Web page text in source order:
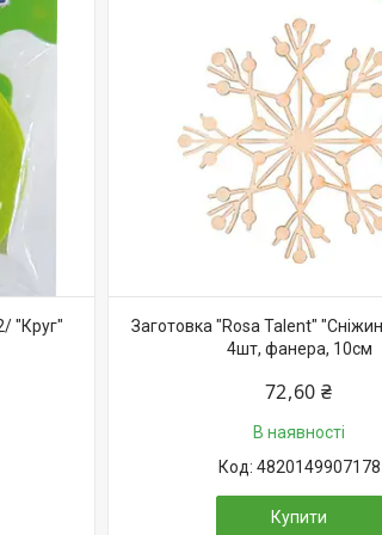
"Круг"
Заготовка "Rosa Talent"
4шт, фанера, 10см
72,60 ₴
В наявності
4820149907178
Купити